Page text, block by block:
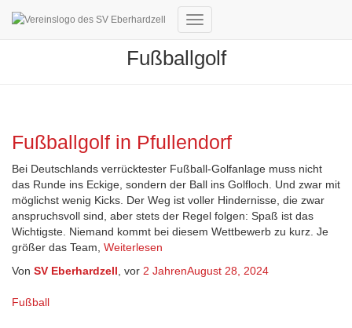
Navigation
umschalten
Fußballgolf
Fußballgolf in Pfullendorf
Bei Deutschlands verrücktester Fußball-Golfanlage muss nicht
das Runde ins Eckige, sondern der Ball ins Golfloch. Und zwar mit
möglichst wenig Kicks. Der Weg ist voller Hindernisse, die zwar
anspruchsvoll sind, aber stets der Regel folgen: Spaß ist das
Wichtigste. Niemand kommt bei diesem Wettbewerb zu kurz. Je
größer das Team, Weiterlesen
Von SV Eberhardzell , vor 2 JahrenAugust 28, 2024
Fußball